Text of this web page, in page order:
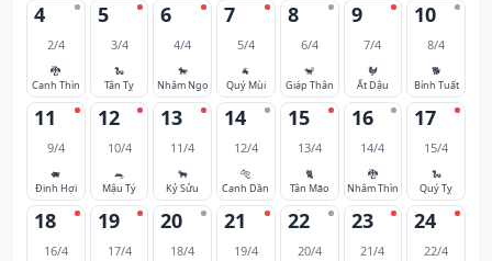
4
2/4
🐉
Canh Thìn
5
3/4
🐍
Tân Tỵ
6
4/4
🐎
Nhâm Ngọ
7
5/4
🐐
Quý Mùi
8
6/4
🐒
Giáp Thân
9
7/4
🐓
Ất Dậu
10
8/4
🐕
Bính Tuất
11
9/4
🐖
Đinh Hợi
12
10/4
🐀
Mậu Tý
13
11/4
🐂
Kỷ Sửu
14
12/4
🐅
Canh Dần
15
13/4
🐈
Tân Mão
16
14/4
🐉
Nhâm Thìn
17
15/4
🐍
Quý Tỵ
18
16/4
19
17/4
20
18/4
21
19/4
22
20/4
23
21/4
24
22/4